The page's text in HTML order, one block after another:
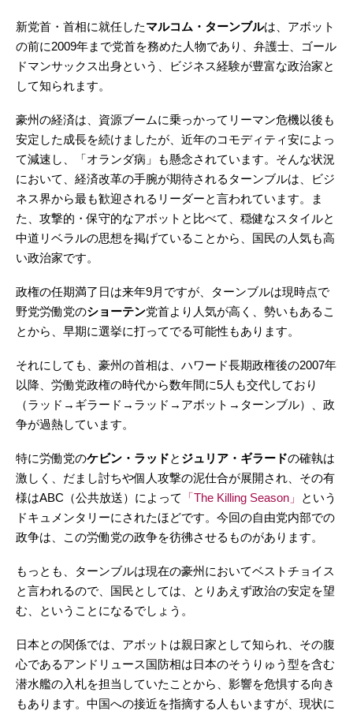
新党首・首相に就任したマルコム・ターンブルは、アボット
の前に2009年まで党首を務めた人物であり、弁護士、ゴール
ドマンサックス出身という、ビジネス経験が豊富な政治家と
して知られます。
豪州の経済は、資源ブームに乗っかってリーマン危機以後も
安定した成長を続けましたが、近年のコモディティ安によっ
て減速し、「オランダ病」も懸念されています。そんな状況
において、経済改革の手腕が期待されるターンブルは、ビジ
ネス界から最も歓迎されるリーダーと言われています。ま
た、攻撃的・保守的なアボットと比べて、穏健なスタイルと
中道リベラルの思想を掲げていることから、国民の人気も高
い政治家です。
政権の任期満了日は来年9月ですが、ターンブルは現時点で
野党労働党のショーテン党首より人気が高く、勢いもあるこ
とから、早期に選挙に打ってでる可能性もあります。
それにしても、豪州の首相は、ハワード長期政権後の2007年
以降、労働党政権の時代から数年間に5人も交代しており
（ラッド→ギラード→ラッド→アボット→ターンブル）、政
争が過熱しています。
特に労働党のケビン・ラッドと ジュリア・ギラードの確執は
激しく、だまし討ちや個人攻撃の泥仕合が展開され、その有
様はABC（公共放送）によって
「The Killing Season」
という
ドキュメンタリーにされたほどです。今回の自由党内部での
政争は、この労働党の政争を彷彿させるものがあります。
もっとも、ターンブルは現在の豪州においてベストチョイス
と言われるので、国民としては、とりあえず政治の安定を望
む、ということになるでしょう。
日本との関係では、アボットは親日家として知られ、その腹
心であるアンドリュース国防相は日本のそうりゅう型を含む
潜水艦の入札を担当していたことから、影響を危惧する向き
もあります。中国への接近を指摘する人もいますが、現状に